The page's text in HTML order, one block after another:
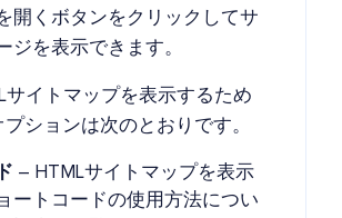
開くボタンをクリックしてサ
ジを表示できます。
サイトマップを表示するため
ションは次のとおりです。
– HTMLサイトマップを表示
ートコードの使用方法につい